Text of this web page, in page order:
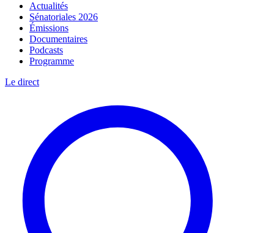
Actualités
Sénatoriales 2026
Émissions
Documentaires
Podcasts
Programme
Le direct